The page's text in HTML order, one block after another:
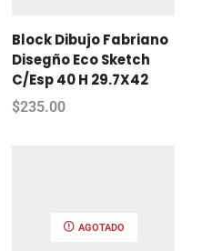
Block Dibujo Fabriano
Disegño Eco Sketch
C/Esp 40 H 29.7X42
$235.00
AGOTADO